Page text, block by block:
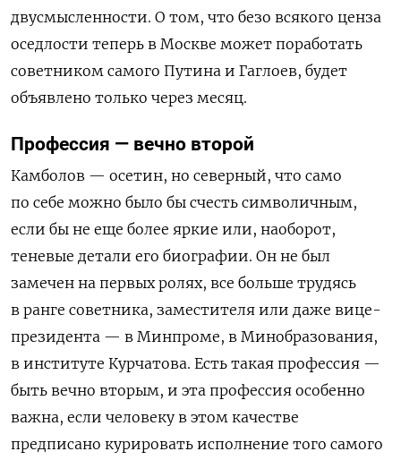
двусмысленности. О том, что безо всякого ценза
оседлости теперь в Москве может поработать
советником самого Путина и Гаглоев, будет
объявлено только через месяц.
Профессия — вечно второй
Камболов — осетин, но северный, что само
по себе можно было бы счесть символичным,
если бы не еще более яркие или, наоборот,
теневые детали его биографии. Он не был
замечен на первых ролях, все больше трудясь
в ранге советника, заместителя или даже вице-
президента — в Минпроме, в Минобразования,
в институте Курчатова. Есть такая профессия —
быть вечно вторым, и эта профессия особенно
важна, если человеку в этом качестве
предписано курировать исполнение того самого